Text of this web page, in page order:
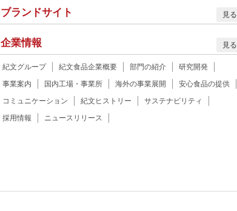
ブランドサイト 見る
企業情報 見る
紀文グループ 紀文食品企業概要 部門の紹介
研究開発
事業案内
国内工場・事業所 海外の事業展開
安心食品の提供
コミュニケーション
紀文ヒストリー
サステナビリティ
採用情報
ニュースリリース